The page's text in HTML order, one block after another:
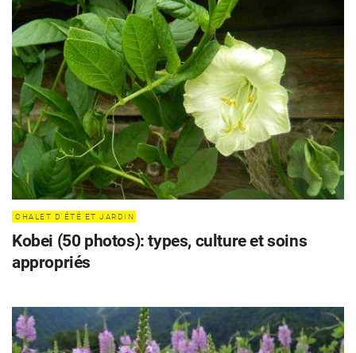
Kobei (50 photos): types, culture et soins
appropriés
CHALET D'ÉTÉ ET JARDIN